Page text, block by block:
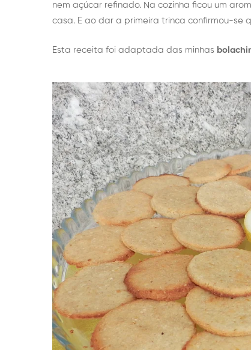
nem açúcar refinado. Na cozinha ficou um
casa. E ao dar a primeira trinca confirmou-se
Esta receita foi adaptada das minhas